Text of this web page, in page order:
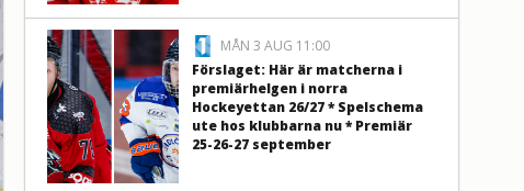
MÅN 3 AUG 11:00
Förslaget: Här är matcherna i
premiärhelgen i norra
Hockeyettan 26/27 * Spelschema
ute hos klubbarna nu * Premiär
25-26-27 september